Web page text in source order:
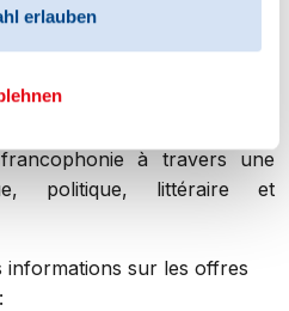
erlauben
à travers une
politique, littéraire et
sur les offres